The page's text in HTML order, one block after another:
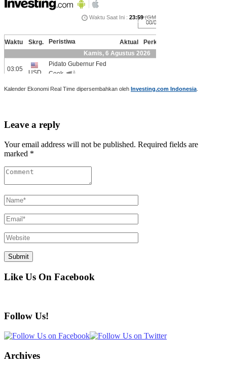
Kalender Ekonomi Real Time dipersembahkan oleh Investing.com Indonesia
Leave a reply
Your email address will not be published. Required fields are
marked *
Like Us On Facebook
Follow Us!
Archives